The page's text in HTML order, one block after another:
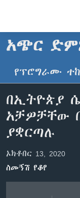
ማገናኛዎች
ዋናው
ይዘት
ወደ
ዋናው
ይዘት
እለፍ
ወደ
ዋናው
ዜና
ኢትዮጵያ
ዓለምአቀፍ
አሜሪካ
ኑሮ በጤንነት
ከምሽቱ ሦስት
ቪዲዮ
ክምችት
አጭር
የፕሮግራሙ
በኢትዮጵያ
አቻዎቻቸው
ያቋርጣሉ
ኦክቶበር 13, 2020
ስመኝሽ የቆየ